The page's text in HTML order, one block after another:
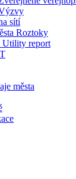
sítí
Roztoky
Utility report
města